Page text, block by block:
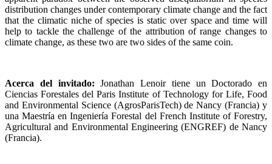
distribution changes under contemporary climate change and the fact
that the climatic niche of species is static over space and time will
help to tackle the challenge of the attribution of range changes to
climate change, as these two are two sides of the same coin.
Acerca del invitado: Jonathan Lenoir tiene un Doctorado en
Ciencias Forestales del Paris Institute of Technology for Life, Food
and Environmental Science (AgrosParisTech) de Nancy (Francia) y
una Maestría en Ingeniería Forestal del French Institute of Forestry,
Agricultural and Environmental Engineering (ENGREF) de Nancy
(Francia).